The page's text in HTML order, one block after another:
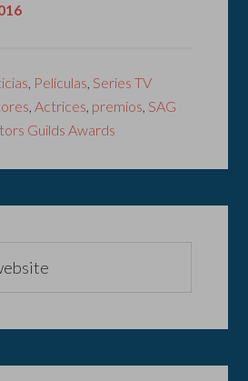
, Películas, Series TV
,Actrices, premios, SAG
Guilds Awards